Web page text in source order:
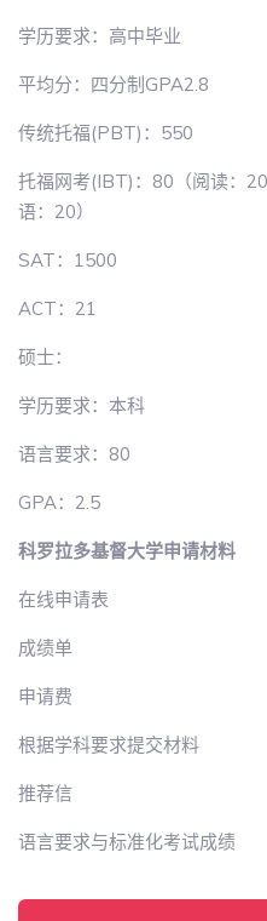
学历要求：高中毕业
平均分：四分制GPA2.8
传统托福(PBT)：550
托福网考(IBT)：80（阅读：
语：20）
SAT：1500
ACT：21
硕士：
学历要求：本科
语言要求：80
GPA：2.5
科罗拉多基督大学申请材料
在线申请表
成绩单
申请费
根据学科要求提交材料
推荐信
语言要求与标准化考试成绩